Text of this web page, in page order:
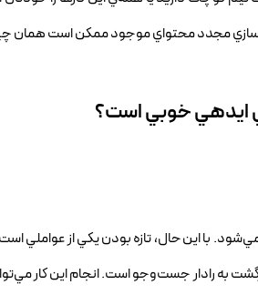
مجدد محتواي موجود ممکن است همان
ايدهي خوبي است؟
با اين حال، تازه بودن يکي از عواملي
به رادار جست‌وجو است. انجام اين کار